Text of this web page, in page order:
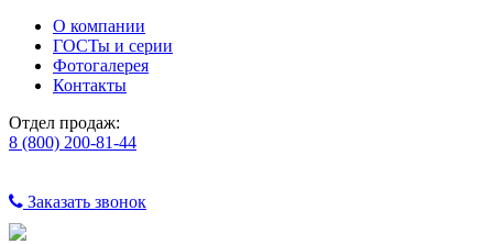
О компании
ГОСТы и серии
Фотогалерея
Контакты
Отдел продаж:
8 (800) 200-81-44
Заказать звонок